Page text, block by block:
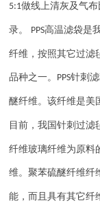
5:1做线上清灰及气布
录。 PPS高温滤袋是
纤维，按照其它过滤
品种之一。 PPS针刺
醚纤维。该纤维是美
目前，我国针刺过滤
纤维玻璃纤维为原料
维。聚苯硫醚纤维纤
能，而且具有其它纤